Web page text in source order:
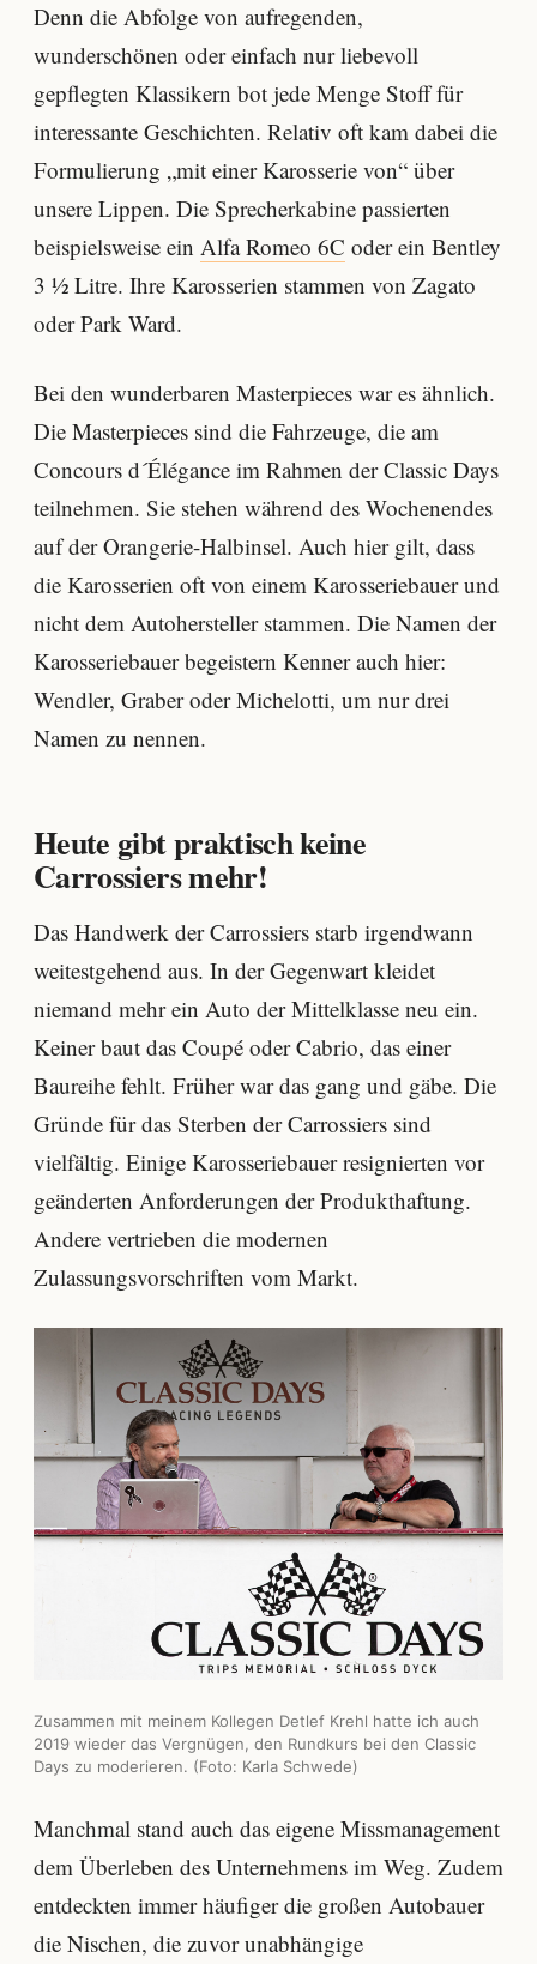
Denn die Abfolge von aufregenden,
wunderschönen oder einfach nur liebevoll
gepflegten Klassikern bot jede Menge Stoff für
interessante Geschichten. Relativ oft kam dabei die
Formulierung „mit einer Karosserie von“ über
unsere Lippen. Die Sprecherkabine passierten
beispielsweise ein Alfa Romeo 6C oder ein Bentley
3 ½ Litre. Ihre Karosserien stammen von Zagato
oder Park Ward.
Bei den wunderbaren Masterpieces war es ähnlich.
Die Masterpieces sind die Fahrzeuge, die am
Concours d´Élégance im Rahmen der Classic Days
teilnehmen. Sie stehen während des Wochenendes
auf der Orangerie-Halbinsel. Auch hier gilt, dass
die Karosserien oft von einem Karosseriebauer und
nicht dem Autohersteller stammen. Die Namen der
Karosseriebauer begeistern Kenner auch hier:
Wendler, Graber oder Michelotti, um nur drei
Namen zu nennen.
Heute gibt praktisch keine
Carrossiers mehr!
Das Handwerk der Carrossiers starb irgendwann
weitestgehend aus. In der Gegenwart kleidet
niemand mehr ein Auto der Mittelklasse neu ein.
Keiner baut das Coupé oder Cabrio, das einer
Baureihe fehlt. Früher war das gang und gäbe. Die
Gründe für das Sterben der Carrossiers sind
vielfältig. Einige Karosseriebauer resignierten vor
geänderten Anforderungen der Produkthaftung.
Andere vertrieben die modernen
Zulassungsvorschriften vom Markt.
Zusammen mit meinem Kollegen Detlef Krehl hatte ich auch
2019 wieder das Vergnügen, den Rundkurs bei den Classic
Days zu moderieren. (Foto: Karla Schwede)
Manchmal stand auch das eigene Missmanagement
dem Überleben des Unternehmens im Weg. Zudem
entdeckten immer häufiger die großen Autobauer
die Nischen, die zuvor unabhängige